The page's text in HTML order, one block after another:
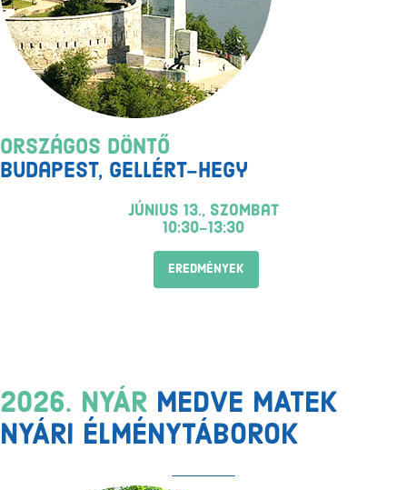
Országos döntő
Budapest, Gellért-hegy
június 13., szombat
10:30-13:30
EREDMÉNYEK
2026. NYÁR MEDVE MATEK
NYÁRI ÉLMÉNYTÁBOROK